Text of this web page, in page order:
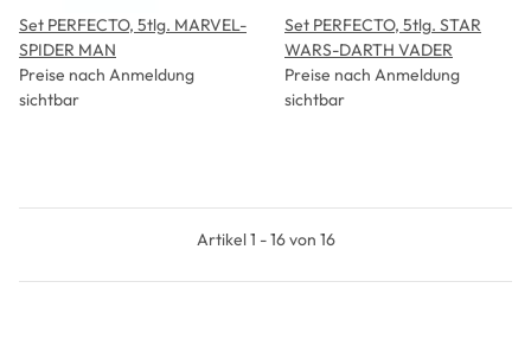
Set PERFECTO, 5tlg. MARVEL-
SPIDER MAN
Preise nach Anmeldung
sichtbar
Set PERFECTO, 5tlg. STAR
WARS-DARTH VADER
Preise nach Anmeldung
sichtbar
Artikel 1 - 16 von 16